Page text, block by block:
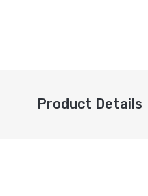
Product Details